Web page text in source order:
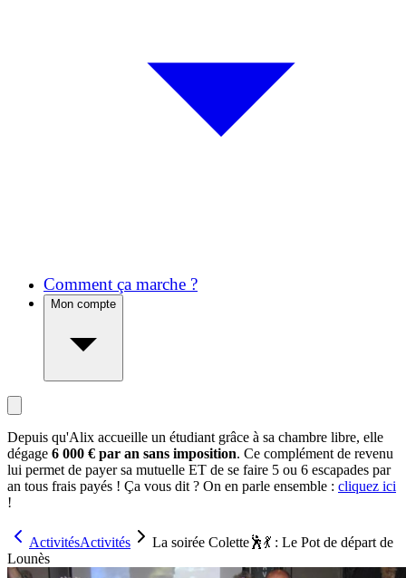
Comment ça marche ?
Mon compte
Depuis qu'Alix accueille un étudiant grâce à sa chambre libre, elle
dégage 6 000 € par an sans imposition. Ce complément de revenu
lui permet de payer sa mutuelle ET de se faire 5 ou 6 escapades par
an tous frais payés ! Ça vous dit ? On en parle ensemble : cliquez ici
!
ActivitésActivités
La soirée Colette🕺💃 : Le Pot de départ de
Lounès